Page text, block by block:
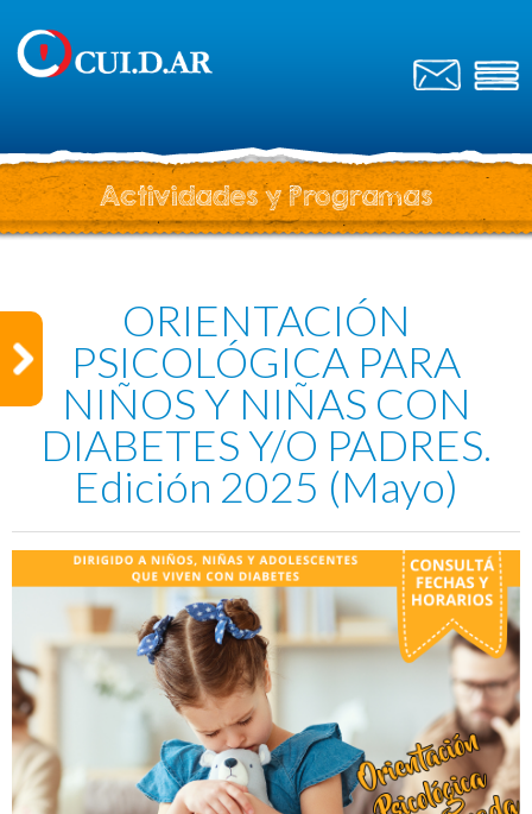
Actividades y Programas
ORIENTACIÓN
PSICOLÓGICA PARA
NIÑOS Y NIÑAS CON
DIABETES Y/O PADRES.
Edición 2025 (Mayo)